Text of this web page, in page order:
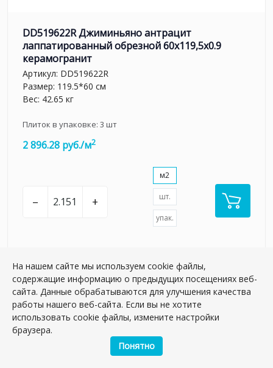
DD519622R Джиминьяно антрацит
лаппатированный обрезной 60x119,5x0.9
керамогранит
Артикул: DD519622R
Размер: 119.5*60 см
Вес: 42.65 кг
Плиток в упаковке: 3 шт
2 896.28 руб./м2
– +
м2
шт.
упак.
На нашем сайте мы используем cookie файлы,
содержащие информацию о предыдущих посещениях веб-
сайта. Данные обрабатываются для улучшения качества
работы нашего веб-сайта. Если вы не хотите
использовать cookie файлы, измените настройки
браузера.
Понятно